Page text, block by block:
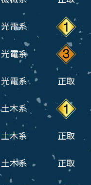
光電系
光電系
光電系 正取
土木系
土木系 正取
土木系 正取